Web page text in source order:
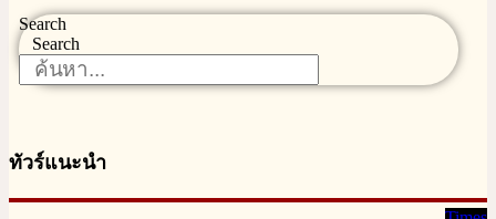
Search
Search
ทัวร์แนะนำ